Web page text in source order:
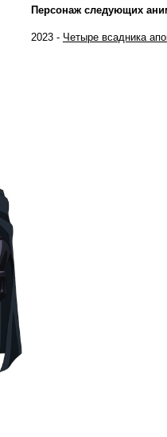
Персонаж следующих
2023 - Четыре всадника